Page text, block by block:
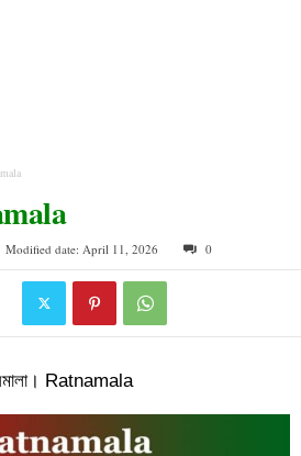
Modified date: April 11, 2026 0
Ratnamala